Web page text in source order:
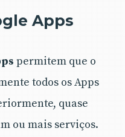
Apps
permitem que o
todos os Apps
quase
ou mais serviços.